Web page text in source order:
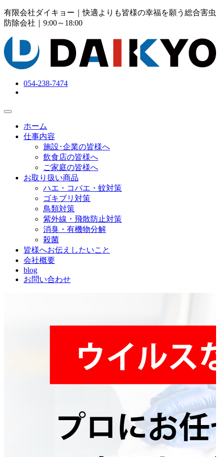
有限会社ダイキョー｜快適よりも皆様の幸福を願う総合害虫
防除会社 ｜9:00～18:00
054-238-7474
ホーム
仕事内容
施設･企業の皆様へ
飲食店の皆様へ
ご家庭の皆様へ
お取り扱い商品
ハエ・コバエ・蚊対策
ゴキブリ対策
鳥類対策
紫外線・飛散防止対策
消臭・有機物分解
殺菌
皆様へお伝えしたいこと
会社概要
blog
お問い合わせ